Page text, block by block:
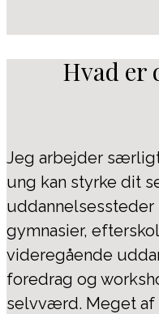
Hvad er
Jeg arbejder
ung kan styrke dit
uddannelsessteder
gymnasier,
videregående
foredrag og
selvværd. Meget af